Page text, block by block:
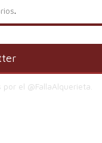
.
por el @FallaAlquerieta.